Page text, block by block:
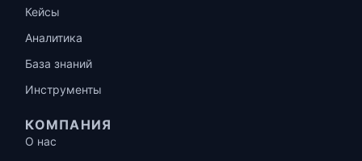
Кейсы
Аналитика
База знаний
Инструменты
КОМПАНИЯ
О нас